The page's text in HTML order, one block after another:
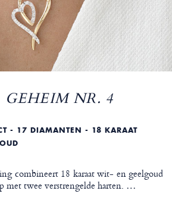
NR. 4
- 17 DIAMANTEN - 18 KARAAT
combineert 18 karaat wit- en geelgoud
twee verstrengelde harten. …